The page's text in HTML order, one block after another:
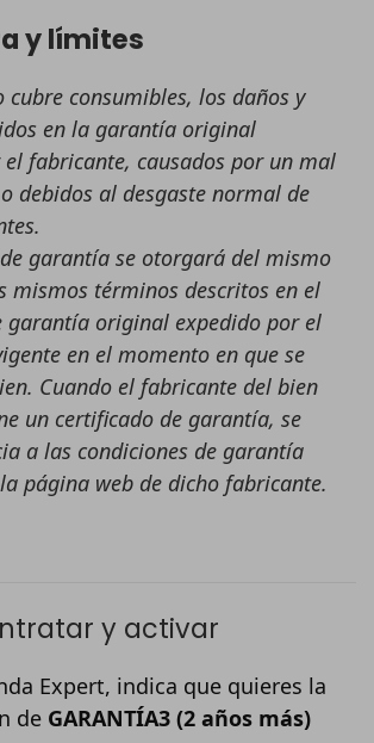
y límites
cubre consumibles, los daños y
en la garantía original
fabricante, causados por un mal
debidos al desgaste normal de
garantía se otorgará del mismo
mismos términos descritos en el
garantía original expedido por el
en el momento en que se
Cuando el fabricante del bien
un certificado de garantía, se
a las condiciones de garantía
página web de dicho fabricante.
y activar
Expert, indica que quieres la
de GARANTÍA3 (2 años más)